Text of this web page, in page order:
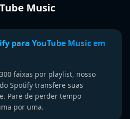
Music
para YouTube Music em
faixas por playlist, nosso
Spotify transfere suas
Pare de perder tempo
por uma.